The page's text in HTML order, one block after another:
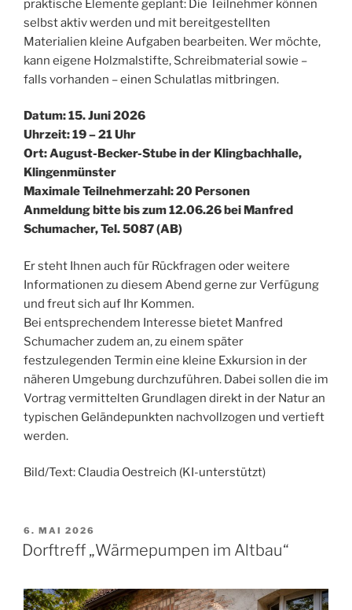
praktische Elemente geplant: Die Teilnehmer können
selbst aktiv werden und mit bereitgestellten
Materialien kleine Aufgaben bearbeiten. Wer möchte,
kann eigene Holzmalstifte, Schreibmaterial sowie –
falls vorhanden – einen Schulatlas mitbringen.
Datum: 15. Juni 2026
Uhrzeit: 19 – 21 Uhr
Ort: August-Becker-Stube in der Klingbachhalle,
Klingenmünster
Maximale Teilnehmerzahl: 20 Personen
Anmeldung bitte bis zum 12.06.26 bei Manfred
Schumacher, Tel. 5087 (AB)
Er steht Ihnen auch für Rückfragen oder weitere
Informationen zu diesem Abend gerne zur Verfügung
und freut sich auf Ihr Kommen.
Bei entsprechendem Interesse bietet Manfred
Schumacher zudem an, zu einem später
festzulegenden Termin eine kleine Exkursion in der
näheren Umgebung durchzuführen. Dabei sollen die im
Vortrag vermittelten Grundlagen direkt in der Natur an
typischen Geländepunkten nachvollzogen und vertieft
werden.
Bild/Text: Claudia Oestreich (KI-unterstützt)
VERÖFFENTLICHT
AM
6. MAI 2026
Dorftreff „Wärmepumpen im Altbau“